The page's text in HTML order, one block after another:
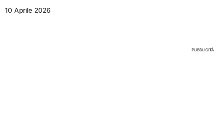
10 Aprile 2026
PUBBLICITÀ